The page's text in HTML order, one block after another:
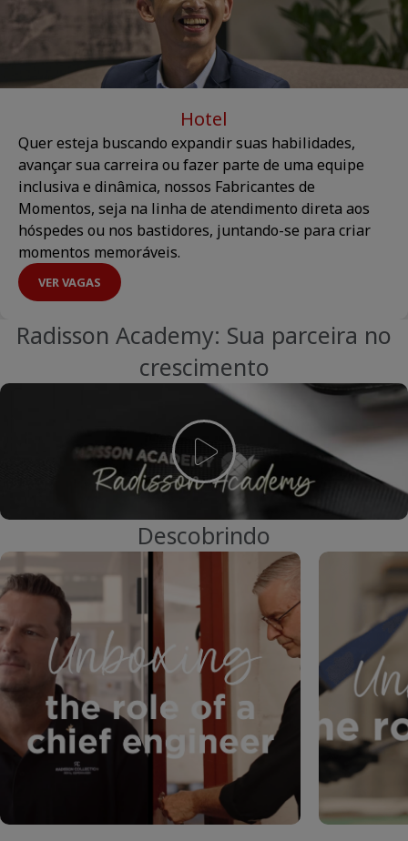
Hotel
Quer esteja buscando expandir suas habilidades,
avançar sua carreira ou fazer parte de uma equipe
inclusiva e dinâmica, nossos Fabricantes de
Momentos, seja na linha de atendimento direta aos
hóspedes ou nos bastidores, juntando-se para criar
momentos memoráveis.
VER VAGAS
Radisson Academy: Sua parceira no
crescimento
Descobrindo